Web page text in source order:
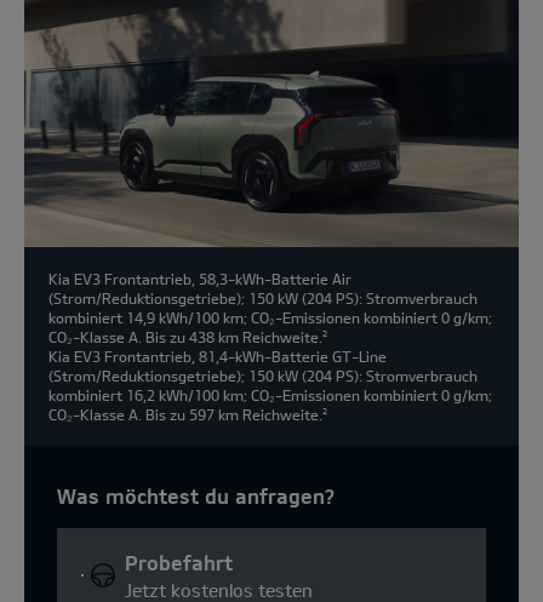
wählen:
Kia EV3 Frontantrieb, 58,3-kWh-Batterie Air
(Strom/Reduktionsgetriebe); 150 kW (204 PS): Stromverbrauch
kombiniert 14,9 kWh/100 km; CO₂-Emissionen kombiniert 0 g/km;
CO₂-Klasse A. Bis zu 438 km Reichweite. 2
Kia EV3 Frontantrieb, 81,4-kWh-Batterie GT-Line
(Strom/Reduktionsgetriebe); 150 kW (204 PS): Stromverbrauch
kombiniert 16,2 kWh/100 km; CO₂-Emissionen kombiniert 0 g/km;
CO₂-Klasse A. Bis zu 597 km Reichweite. 2
Was möchtest du anfragen?
Probefahrt
Jetzt kostenlos testen